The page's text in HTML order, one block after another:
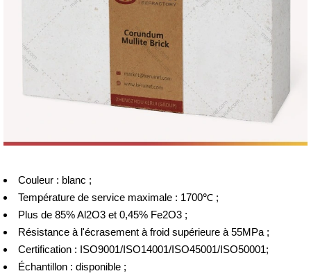
Couleur : blanc ;
Température de service maximale : 1700℃ ;
Plus de 85% Al2O3 et 0,45% Fe2O3 ;
Résistance à l'écrasement à froid supérieure à 55MPa ;
Certification : ISO9001/ISO14001/ISO45001/ISO50001;
Échantillon : disponible ;